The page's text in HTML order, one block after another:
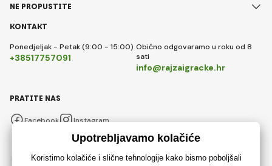
KONTAKT
Ponedjeljak - Petak (9:00 - 15:00)
+38517757091
Obično odgovaramo u roku od 8
sati
info@rajzaigracke.hr
NE PROPUSTITE
PRATITE NAS
Facebook Instagram